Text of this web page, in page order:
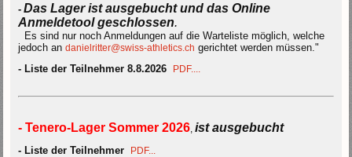
- Das Lager ist ausgebucht und das Online
Anmeldetool geschlossen.
Es sind nur noch Anmeldungen auf die Warteliste möglich, welche
jedoch andanielritter@swiss-athletics.ch gerichtet werden müssen."
- Liste der Teilnehmer 8.8.2026 PDF....
- Tenero-Lager Sommer 2026 ,ist ausgebucht
- Liste der Teilnehmer PDF...